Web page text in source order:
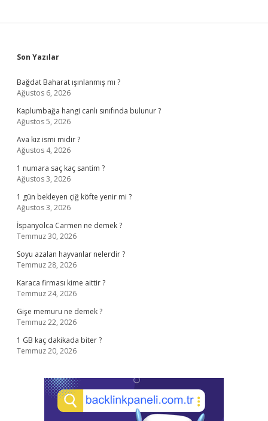
Sidebar
Son Yazılar
Bağdat Baharat ışınlanmış mı ?
Ağustos 6, 2026
Kaplumbağa hangi canlı sınıfında bulunur ?
Ağustos 5, 2026
Ava kız ismi midir ?
Ağustos 4, 2026
1 numara saç kaç santim ?
Ağustos 3, 2026
1 gün bekleyen çiğ köfte yenir mi ?
Ağustos 3, 2026
İspanyolca Carmen ne demek ?
Temmuz 30, 2026
Soyu azalan hayvanlar nelerdir ?
Temmuz 28, 2026
Karaca firması kime aittir ?
Temmuz 24, 2026
Gişe memuru ne demek ?
Temmuz 22, 2026
1 GB kaç dakikada biter ?
Temmuz 20, 2026